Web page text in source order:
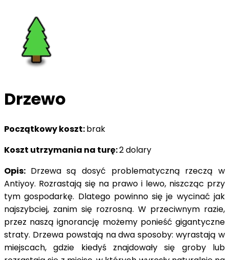
Drzewo
Początkowy koszt:brak
Koszt utrzymania na turę:2 dolary
Opis: Drzewa są dosyć problematyczną rzeczą w
Antiyoy. Rozrastają się na prawo i lewo, niszcząc przy
tym gospodarkę. Dlatego powinno się je wycinać jak
najszybciej, zanim się rozrosną. W przeciwnym razie,
przez naszą ignorancję możemy ponieść gigantyczne
straty. Drzewa powstają na dwa sposoby: wyrastają w
miejscach, gdzie kiedyś znajdowały się groby lub